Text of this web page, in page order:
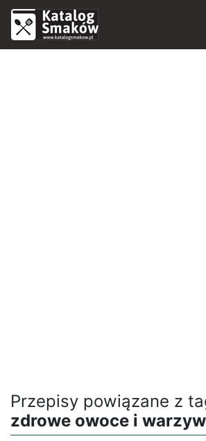
Przepisy powiązane z
zdrowe owoce i